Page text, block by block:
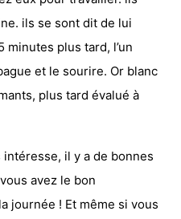
ils se sont dit de lui
plus tard, l’un
et le sourire. Or blanc
plus tard évalué à
il y a de bonnes
avez le bon
journée ! Et même si vous